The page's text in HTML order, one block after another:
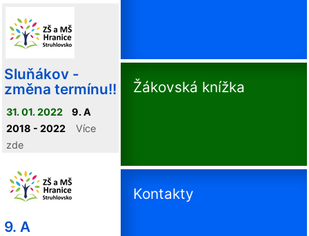
Sluňákov -
změna termínu!!
31. 01. 2022
9. A
2018 - 2022
Více
zde
9. A
Žákovská knížka
Kontakty